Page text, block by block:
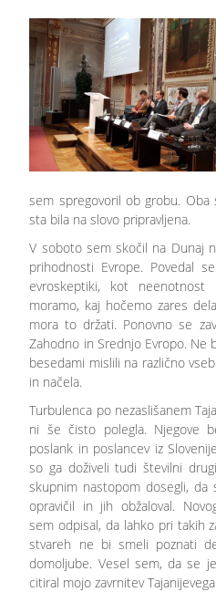
sem spregovoril ob grobu.
sta bila na slovo pripravljena.
V soboto sem skočil na Dunaj
prihodnosti Evrope. Povedal
evroskeptiki, kot neenotnost
moramo, kaj hočemo zares
mora to držati. Ponovno se
Zahodno in Srednjo Evropo.
besedami mislili na različno
in načela.
Turbulenca po nezaslišanem
ni še čisto polegla. Njegove
poslank in poslancev iz
so ga doživeli tudi številni
skupnim nastopom dosegli, da
opravičil in jih obžaloval.
sem odpisal, da lahko pri takih
stvareh ne bi smeli poznati
domoljube. Vesel sem, da se
citiral mojo zavrnitev